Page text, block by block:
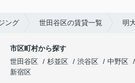
ング 世田谷区の賃貸一覧 明
市区町村から探す
世田谷区
杉並区 渋谷区 中野区
新宿区